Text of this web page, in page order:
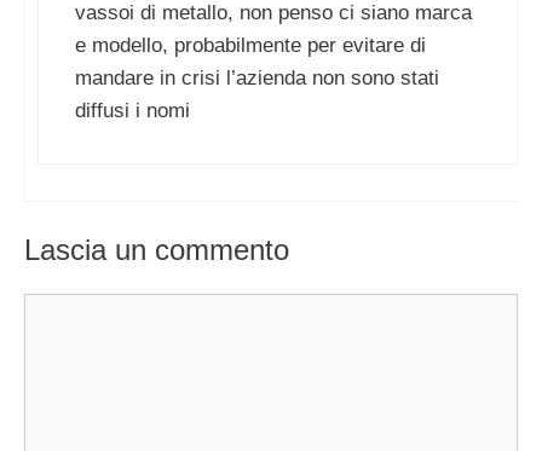
vassoi di metallo, non penso ci siano marca
e modello, probabilmente per evitare di
mandare in crisi l’azienda non sono stati
diffusi i nomi
Lascia un commento